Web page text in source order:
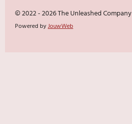
© 2022 - 2026 The Unleashed Company
Powered byJouwWeb